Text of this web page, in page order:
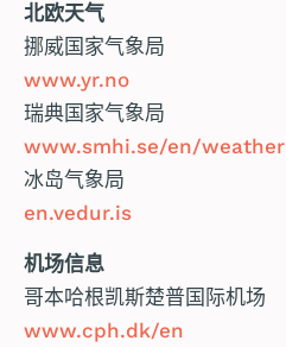
北欧天气
挪威国家气象局
www.yr.no
瑞典国家气象局
www.smhi.se/en/weather
冰岛气象局
en.vedur.is
机场信息
哥本哈根凯斯楚普国际机场
www.cph.dk/en